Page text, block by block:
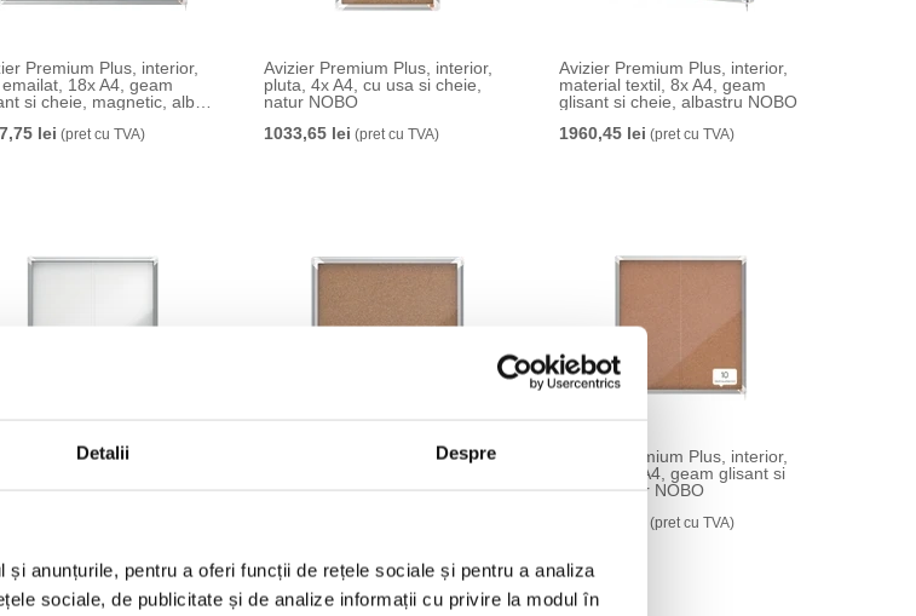
Detalii Despre
anunțurile, pentru a oferi funcții de rețele sociale și pentru a analiza
sociale, de publicitate și de analize informații cu privire la modul în
Premium Plus, interior,
18x A4, geam
si cheie, magnetic, alb
lei (pret cu TVA)
Avizier Premium Plus, interior,
pluta, 4x A4, cu usa si cheie,
natur NOBO
1033,65 lei (pret cu TVA)
Avizier Premium Plus, interior,
material textil, 8x A4, geam
glisant si cheie, albastru NOBO
1960,45 lei (pret cu TVA)
Premium Plus, interior,
si cheie, magnetic, alb
Avizier Premium Plus, interior,
natur NOBO
Avizier Premium Plus, interior,
pluta, 12X A4, geam glisant si
cheie, natur NOBO
(pret cu TVA)